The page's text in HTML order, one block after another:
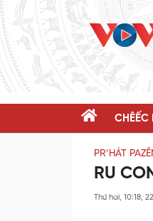
CHÊẾC
PR’HÁT
RU
Thứ hai, 10:18,